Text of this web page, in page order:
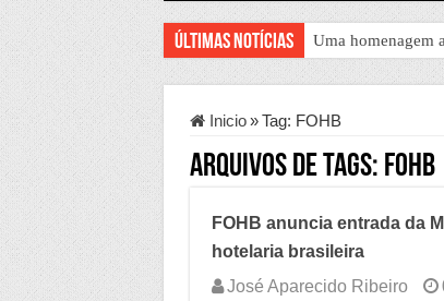
Últimas Notícias Uma homenagem
Inicio » Tag: FOHB
Arquivos de Tags: FOHB
FOHB anuncia entrada da
hotelaria brasileira
José Aparecido Ribeiro